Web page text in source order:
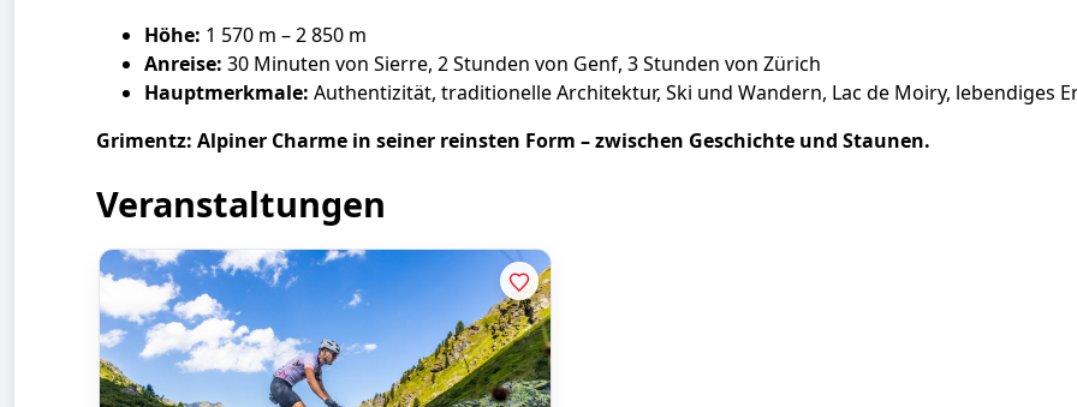
Höhe: 1 570 m – 2 850 m
Anreise: 30 Minuten von Sierre, 2 Stunden von Genf, 3 Stunden von Zürich
Hauptmerkmale: Authentizität, traditionelle Architektur, Ski und Wandern, Lac de Moiry, lebendiges
Grimentz: Alpiner Charme in seiner reinsten Form – zwischen Geschichte und Staunen.
Veranstaltungen